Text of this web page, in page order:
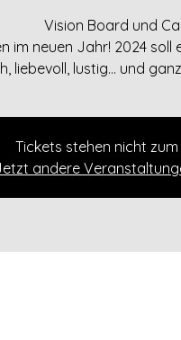
Vision Board und
im neuen Jahr! 2024 soll
liebevoll, lustig... und
Tickets stehen nicht
andere